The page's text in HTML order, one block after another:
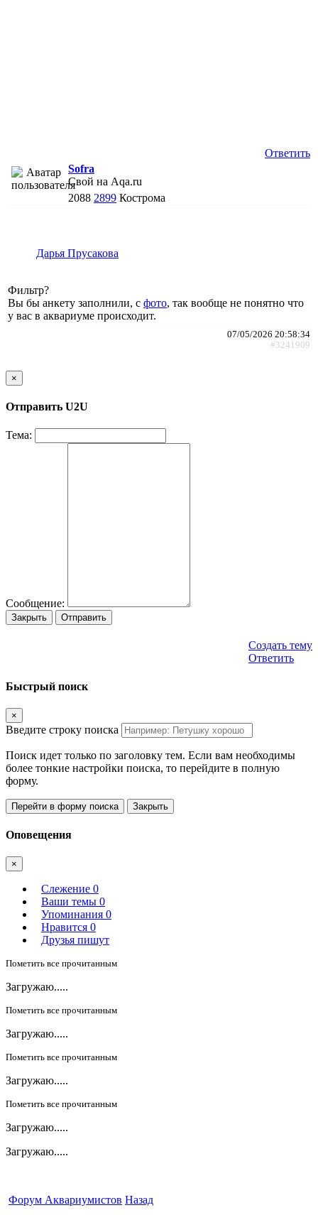
Ответить
Sofra
Свой на Aqa.ru
2088 2899 Кострома
Дарья Прусакова
Фильтр?
Вы бы анкету заполнили, с фото, так вообще не понятно что
у вас в аквариуме происходит.
07/05/2026 20:58:34
#3241909
×
Отправить U2U
Тема:
Сообщение:
Закрыть Отправить
Создать тему
Ответить
Быстрый поиск
×
Введите строку поиска
Поиск идет только по заголовку тем. Если вам необходимы
более тонкие настройки поиска, то перейдите в полную
форму.
Перейти в форму поиска Закрыть
Оповещения
×
Слежение 0
Ваши темы 0
Упоминания 0
Нравится 0
Друзья пишут
Пометить все прочитанным
Загружаю.....
Пометить все прочитанным
Загружаю.....
Пометить все прочитанным
Загружаю.....
Пометить все прочитанным
Загружаю.....
Загружаю.....
Форум Аквариумистов Назад